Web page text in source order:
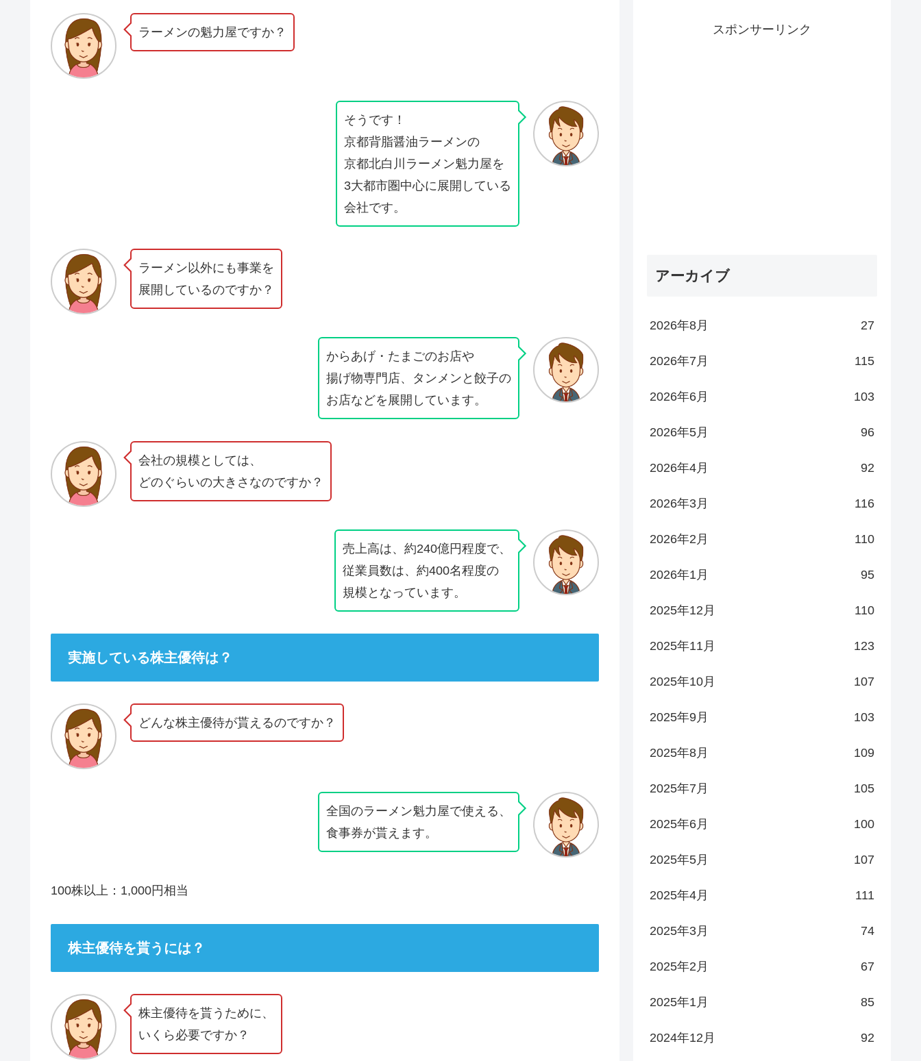
ラーメンの魁力屋ですか？
そうです！
京都背脂醤油ラーメンの
京都北白川ラーメン魁力屋を
3大都市圏中心に展開している
会社です。
ラーメン以外にも事業を
展開しているのですか？
からあげ・たまごのお店や
揚げ物専門店、タンメンと餃子の
お店などを展開しています。
会社の規模としては、
どのぐらいの大きさなのですか？
売上高は、約240億円程度で、
従業員数は、約400名程度の
規模となっています。
実施している株主優待は？
どんな株主優待が貰えるのですか？
全国のラーメン魁力屋で使える、
食事券が貰えます。
100株以上：1,000円相当
株主優待を貰うには？
株主優待を貰うために、
いくら必要ですか？
スポンサーリンク
アーカイブ
2026年8月 27
2026年7月 115
2026年6月 103
2026年5月 96
2026年4月 92
2026年3月 116
2026年2月 110
2026年1月 95
2025年12月 110
2025年11月 123
2025年10月 107
2025年9月 103
2025年8月 109
2025年7月 105
2025年6月 100
2025年5月 107
2025年4月 111
2025年3月 74
2025年2月 67
2025年1月 85
2024年12月 92